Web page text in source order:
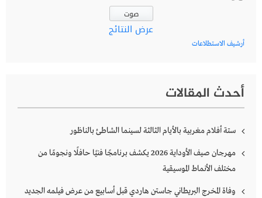
عرض النتائج
أرشيف الاستطلاعات
أحدث المقالات
ستة أفلام مغربية بالأيام الثالثة لسينما الشاطئ بالناظور
مهرجان صيف الأوداية 2026 يكشف برنامجًا فنيًا حافلًا ونجومًا من
مختلف الأنماط الموسيقية
وفاة المخرج البريطاني جاستن هاردي قبل أسابيع من عرض فيلمه الجديد